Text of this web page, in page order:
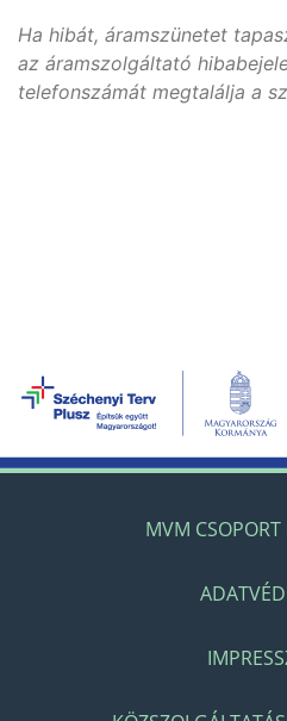
Ha hibát, áramszünetet
az áramszolgáltató
telefonszámát megtalálja a
MVM CSOPORT